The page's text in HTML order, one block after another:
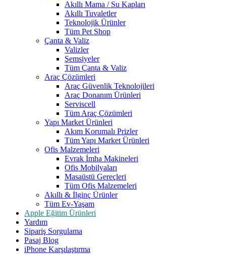
Akıllı Mama / Su Kapları
Akıllı Tuvaletler
Teknolojik Ürünler
Tüm Pet Shop
Çanta & Valiz
Valizler
Şemsiyeler
Tüm Çanta & Valiz
Araç Çözümleri
Araç Güvenlik Teknolojileri
Araç Donanım Ürünleri
Serviscell
Tüm Araç Çözümleri
Yapı Market Ürünleri
Akım Korumalı Prizler
Tüm Yapı Market Ürünleri
Ofis Malzemeleri
Evrak İmha Makineleri
Ofis Mobilyaları
Masaüstü Gereçleri
Tüm Ofis Malzemeleri
Akıllı & İlginç Ürünler
Tüm Ev-Yaşam
Apple Eğitim Ürünleri
Yardım
Sipariş Sorgulama
Pasaj Blog
iPhone Karşılaştırma